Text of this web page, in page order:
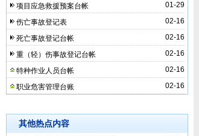
01-29
项目应急救援预案台帐
02-16
伤亡事故登记表
02-16
死亡事故登记台帐
02-16
重（轻）伤事故登记台帐
02-16
特种作业人员台帐
02-16
职业危害管理台账
其他热点内容